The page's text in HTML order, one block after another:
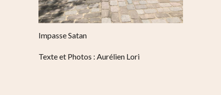
Impasse Satan
Texte et Photos : Aurélien Lori